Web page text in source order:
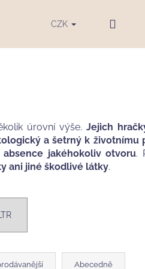
Blog Značky
CZK
úrovní výše. Jejich
a šetrný k životnímu
absence jakéhokoliv otvoru.
ani jiné škodlivé látky.
Abecedně
PLENA BAOBABY,